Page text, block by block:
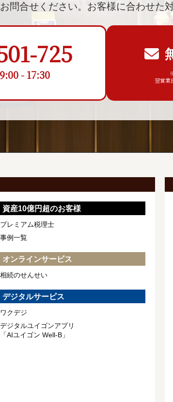
問合せください。 お客様に合わせた
725
- 17:30
翌営業
資産10億円超のお客様
プレミアム税理士
事例一覧
オンラインサービス
相続のせんせい
デジタルサービス
ワクデジ
デジタルユイゴンアプリ
「AIユイゴン Well-B」